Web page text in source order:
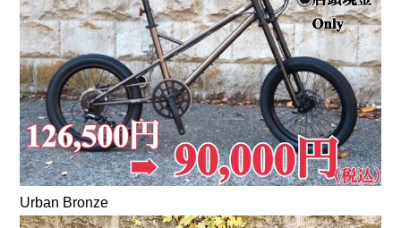
Urban Bronze